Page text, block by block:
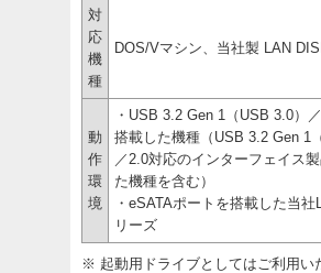
対
応
機
種
DOS/Vマシン、当社製 LAN
動
作
環
境
・USB 3.2 Gen 1（USB 3.0）
搭載した機種（USB 3.2 Gen 1
／2.0対応のインターフェイス
た機種を含む）
・eSATAポートを搭載した当
リーズ
※ 起動用ドライブとしてはご利用い